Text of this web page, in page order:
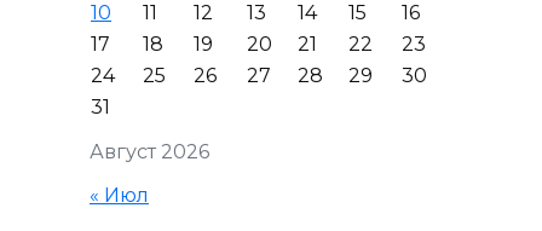
Август 2026
10
11 12 13 14 15
16
17
18 19 20 21 22
23
24
25 26 27 28 29
30
31
« Июл